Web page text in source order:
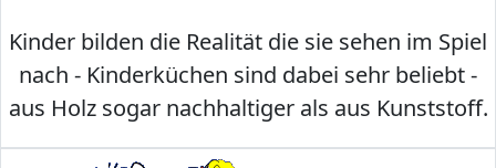
Kinder bilden die Realität die sie sehen im Spiel
nach - Kinderküchen sind dabei sehr beliebt -
aus Holz sogar nachhaltiger als aus Kunststoff.